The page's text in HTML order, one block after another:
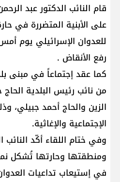
قام النائب الدكتور عبد
على الأبنية المتضررة في
للعدوان الإسرائيلي يوم
رفع الأنقاض .
كما عقد إجتماعاً في مبنى
من نائب رئيس البلدية
الزين والحاج أحمد جبيلي،
الإجتماعية والإغاثية.
وفي ختام اللقاء أكّد
ومنطقتها وحارتها تُشكل
في إستيعاب تداعيات